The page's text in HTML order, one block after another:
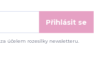
Přihlásit se
za účelem rozesílky newsletteru.